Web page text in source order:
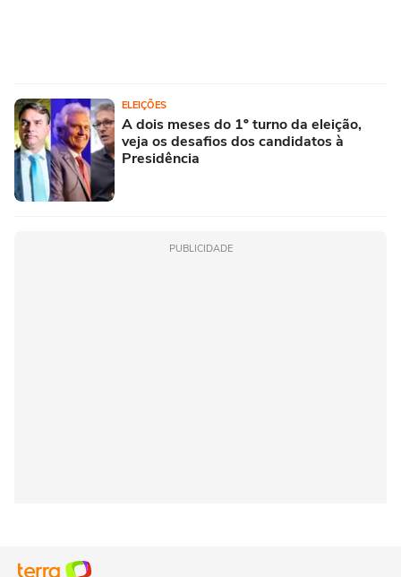
ELEIÇÕES
A dois meses do 1º turno da eleição,
veja os desafios dos candidatos à
Presidência
PUBLICIDADE